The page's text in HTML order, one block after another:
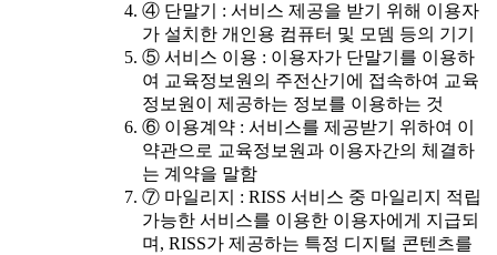
④ 단말기 : 서비스 제공을 받기 위해 이용자
가 설치한 개인용 컴퓨터 및 모뎀 등의 기기
⑤ 서비스 이용 : 이용자가 단말기를 이용하
여 교육정보원의 주전산기에 접속하여 교육
정보원이 제공하는 정보를 이용하는 것
⑥ 이용계약 : 서비스를 제공받기 위하여 이
약관으로 교육정보원과 이용자간의 체결하
는 계약을 말함
⑦ 마일리지 : RISS 서비스 중 마일리지 적립
가능한 서비스를 이용한 이용자에게 지급되
며, RISS가 제공하는 특정 디지털 콘텐츠를